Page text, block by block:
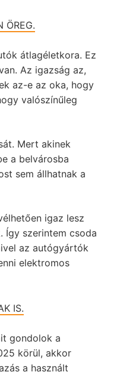
ÖREG.
átlagéletkora. Ez
Az igazság az,
az-e az oka, hogy
valószínűleg
Mert akinek
a belvárosba
sem állhatnak a
igaz lesz
Így szerintem csoda
az autógyártók
elektromos
IS.
gondolok a
körül, akkor
a használt